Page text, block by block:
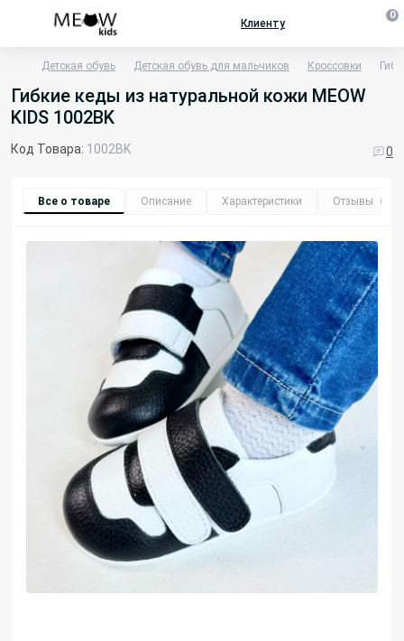
Клиенту
0
Детская обувь Детская обувь для мальчиков Кроссовки
Гибкие кеды из натуральной кожи MEOW
KIDS 1002BK
Код Товара: 1002BK 0
Все о товаре Описание Характеристики Отзывы